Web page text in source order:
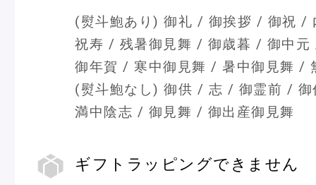
(熨斗鮑あり) 御礼 / 御挨拶 / 御祝 /
祝寿 / 残暑御見舞 / 御歳暮 / 御中
御年賀 / 寒中御見舞 / 暑中御見舞 /
(熨斗鮑なし) 御供 / 志 / 御霊前 /
満中陰志 / 御見舞 / 御出産御見舞
ギフトラッピングできません